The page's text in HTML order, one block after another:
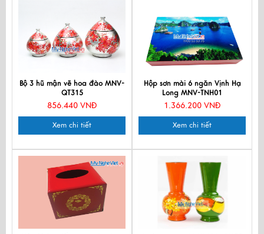
Bộ 3 hũ mận vẽ hoa đào MNV-
QT315
856.440 VNĐ
Xem chi tiết
Hộp sơn mài 6 ngăn Vịnh Hạ
Long MNV-TNH01
1.366.200 VNĐ
Xem chi tiết